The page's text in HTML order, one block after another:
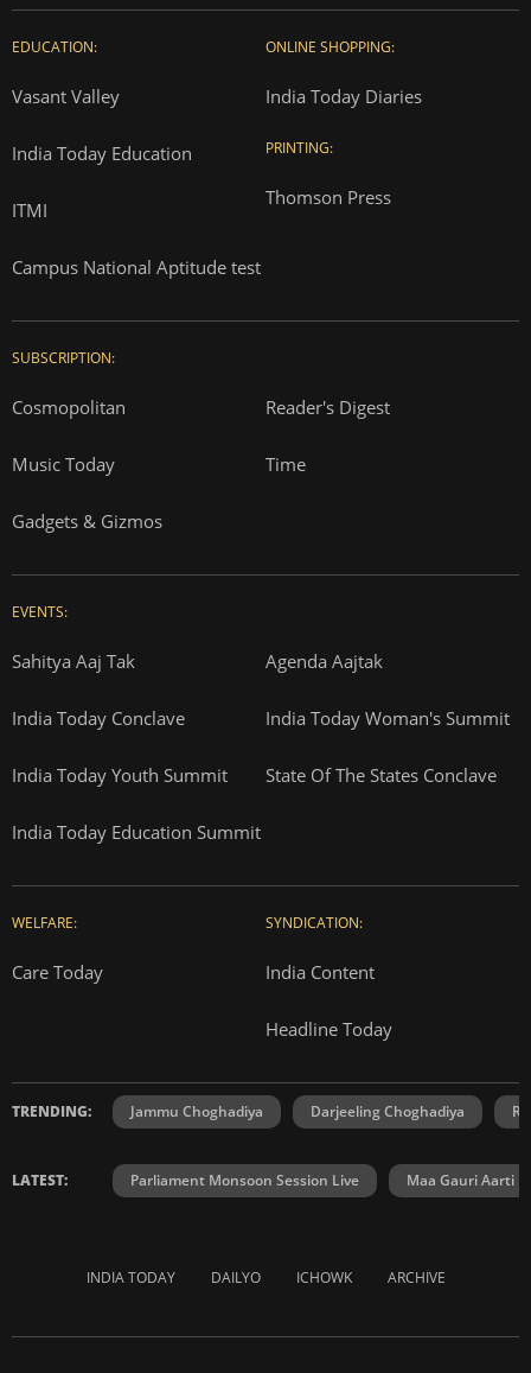
EDUCATION:
Vasant Valley
India Today Education
ITMI
Campus National Aptitude test
ONLINE SHOPPING:
India Today Diaries
PRINTING:
Thomson Press
SUBSCRIPTION:
Cosmopolitan Reader's Digest
Music Today Time
Gadgets & Gizmos
EVENTS:
Sahitya Aaj Tak Agenda Aajtak
India Today Conclave India Today Woman's Summit
India Today Youth Summit State Of The States Conclave
India Today Education Summit
WELFARE:
Care Today
SYNDICATION:
India Content
Headline Today
TRENDING: Jammu Choghadiya Darjeeling Choghadiya
LATEST: Parliament Monsoon Session Live Maa Gauri Aarti
INDIA TODAY DAILYO ICHOWK ARCHIVE